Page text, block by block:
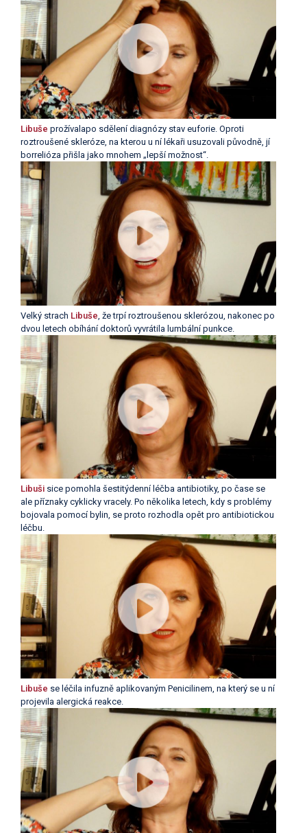
Libuše prožívalapo sdělení diagnózy stav euforie. Oproti
roztroušené skleróze, na kterou u ní lékaři usuzovali původně, jí
borrelióza přišla jako mnohem „lepší možnost“.
Velký strach Libuše , že trpí roztroušenou sklerózou, nakonec po
dvou letech obíhání doktorů vyvrátila lumbální punkce.
Libuši sice pomohla šestitýdenní léčba antibiotiky, po čase se
ale příznaky cyklicky vracely. Po několika letech, kdy s problémy
bojovala pomocí bylin, se proto rozhodla opět pro antibiotickou
léčbu.
Libuše se léčila infuzně aplikovaným Penicilinem, na který se u ní
projevila alergická reakce.